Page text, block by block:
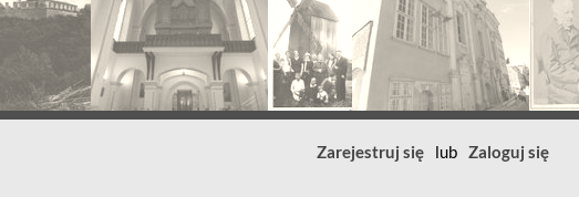
Zarejestruj się lub Zaloguj się